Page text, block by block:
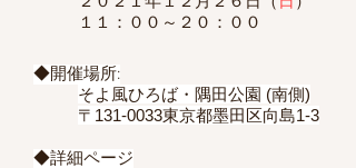
１１
：００～２０ ：００
◆開催場所:
そよ風ひろば・隅田公園 (南側)
〒131-0033東京都墨田区向島1-3
◆詳細ページ